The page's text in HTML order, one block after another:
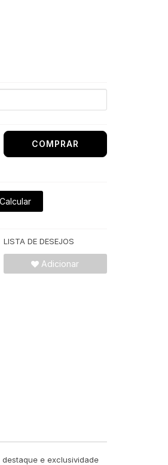
COMPRAR
Calcular
LISTA DE DESEJOS
Adicionar
destaque e exclusividade